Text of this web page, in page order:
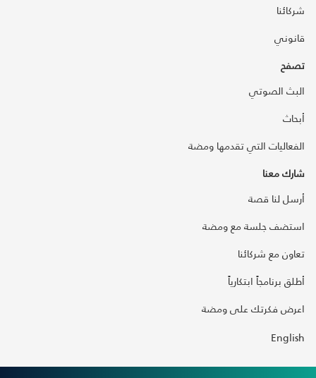
شركائنا
قانوني
تصفح
البث الصوتي
أبحاث
الفعاليات التي تقدمها ومضة
شارك معنا
أرسل لنا قصة
استضف جلسة مع ومضة
تعاون مع شركائنا
أطلق برنامجاً ابتكارياً
اعرض فكرتك على ومضة
English